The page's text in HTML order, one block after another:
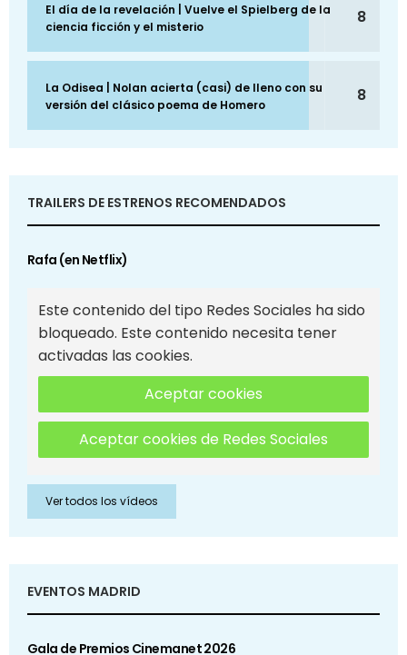
El día de la revelación | Vuelve el Spielberg de la
ciencia ficción y el misterio
8
La Odisea | Nolan acierta (casi) de lleno con su
versión del clásico poema de Homero
8
TRAILERS DE ESTRENOS RECOMENDADOS
Rafa (en Netflix)
Este contenido del tipo Redes Sociales ha sido
bloqueado. Este contenido necesita tener
activadas las cookies.
Aceptar cookies
Aceptar cookies de Redes Sociales
Ver todos los vídeos
EVENTOS MADRID
Gala de Premios Cinemanet 2026